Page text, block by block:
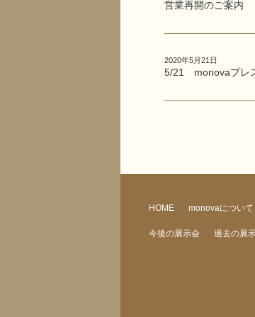
営業再開のご案内
2020年5月21日
5/21 monovaプレ
HOME monovaについて
今後の展示会 過去の展